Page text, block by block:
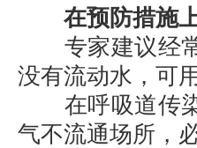
在预防措
专家建议经常
没有流动水，可
在呼吸道传染
气不流通场所，